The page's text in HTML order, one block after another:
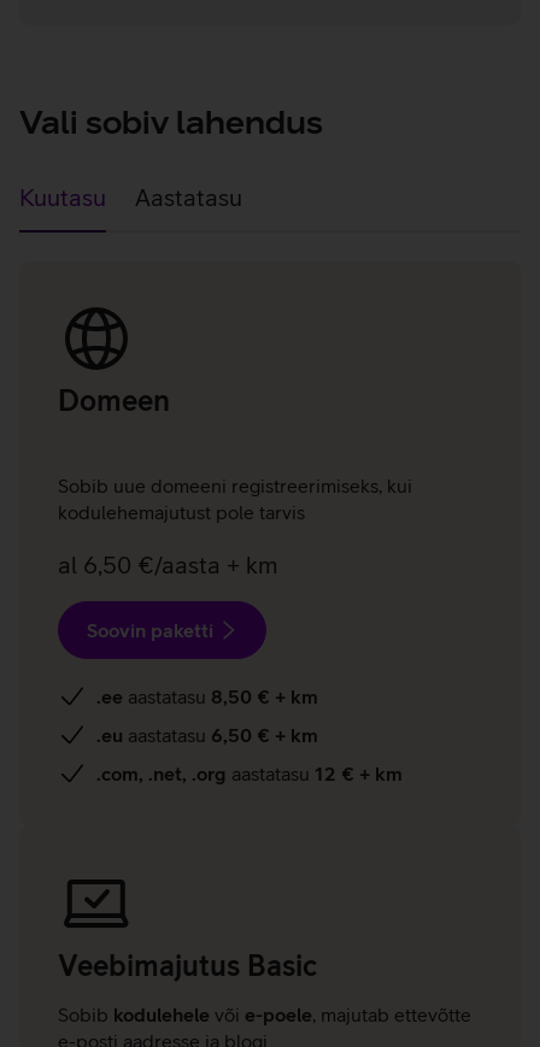
Vali sobiv lahendus
Kuutasu Aastatasu
Domeen
Sobib uue domeeni registreerimiseks, kui
kodulehemajutust pole tarvis
al 6,50 €/aasta + km
Soovin paketti
.ee aastatasu 8,50 € + km
.eu aastatasu 6,50 € + km
.com, .net, .org aastatasu 12 € + km
Veebimajutus Basic
Sobib kodulehele või e-poele, majutab ettevõtte
e-posti aadresse ja blogi